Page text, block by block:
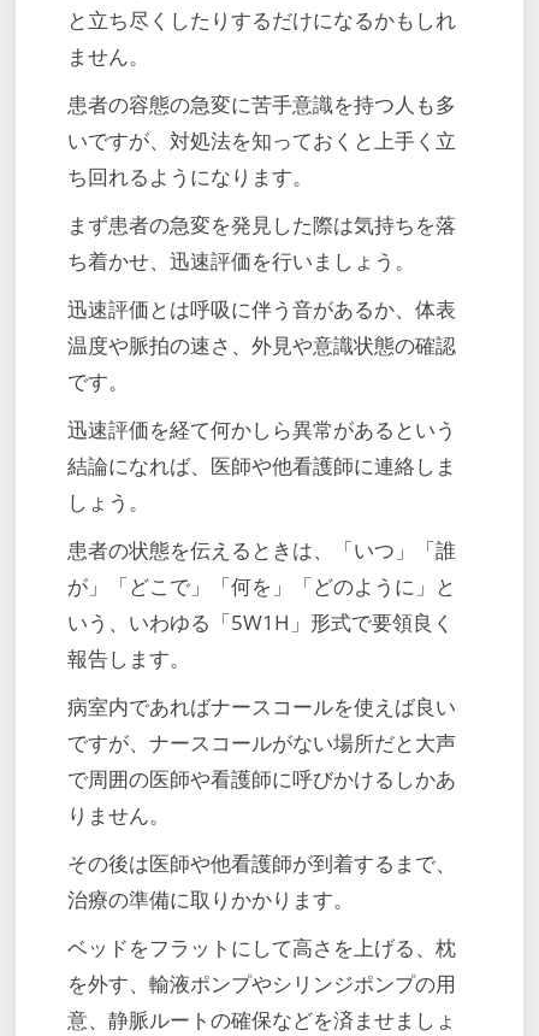
と立ち尽くしたりするだけになるかもしれ
ません。
患者の容態の急変に苦手意識を持つ人も多
いですが、対処法を知っておくと上手く立
ち回れるようになります。
まず患者の急変を発見した際は気持ちを落
ち着かせ、迅速評価を行いましょう。
迅速評価とは呼吸に伴う音があるか、体表
温度や脈拍の速さ、外見や意識状態の確認
です。
迅速評価を経て何かしら異常があるという
結論になれば、医師や他看護師に連絡しま
しょう。
患者の状態を伝えるときは、「いつ」「誰
が」「どこで」「何を」「どのように」と
いう、いわゆる「5W1H」形式で要領良く
報告します。
病室内であればナースコールを使えば良い
ですが、ナースコールがない場所だと大声
で周囲の医師や看護師に呼びかけるしかあ
りません。
その後は医師や他看護師が到着するまで、
治療の準備に取りかかります。
ベッドをフラットにして高さを上げる、枕
を外す、輸液ポンプやシリンジポンプの用
意、静脈ルートの確保などを済ませましょ